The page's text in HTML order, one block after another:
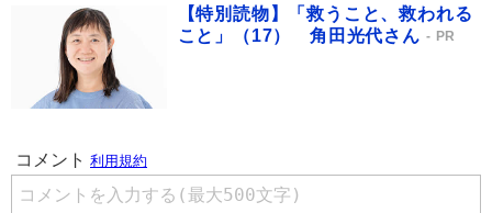
【特別読物】「救うこと、救われる
こと」（17） 角田光代さん
PR